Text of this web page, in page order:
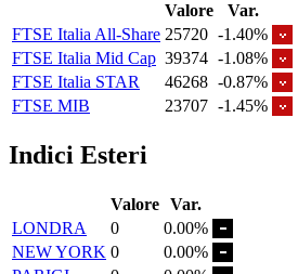
Valore
Var.
FTSE Italia All-Share 25720 -1.40%
FTSE Italia Mid Cap 39374 -1.08%
FTSE Italia STAR
46268 -0.87%
FTSE MIB
23707 -1.45%
Indici Esteri
Valore Var.
LONDRA
0
0.00%
NEW YORK 0
0.00%